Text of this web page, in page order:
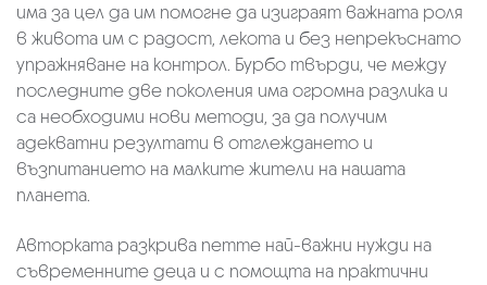
има за цел да им помогне да изиграят важната роля
в живота им с радост, лекота и без непрекъснато
упражняване на контрол. Бурбо твърди, че между
последните две поколения има огромна разлика и
са необходими нови методи, за да получим
адекватни резултати в отглеждането и
възпитанието на малките жители на нашата
планета.
Авторката разкрива петте най-важни нужди на
съвременните деца и с помощта на практични